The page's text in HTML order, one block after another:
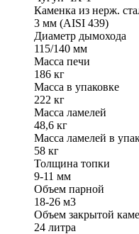
Каменка из нерж.
3 мм (AISI 439)
Диаметр дымохода
115/140 мм
Масса печи
186 кг
Масса в упаковке
222 кг
Масса ламелей
48,6 кг
Масса ламелей в
58 кг
Толщина топки
9-11 мм
Объем парной
18-26 м3
Объем закрытой
24 литра